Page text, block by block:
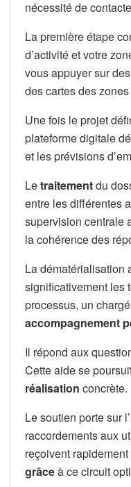
nécessité de
La première étape
d’activité et votre
vous appuyer sur
des cartes des
Une fois le projet
plateforme digitale
et les prévisions
Letraitementdu
entre les différentes
supervision centrale
la cohérence des
La dématérialisation
significativement les
processus, un
accompagnement
Il répond aux
Cette aide se
réalisation concrète.
Le soutien porte sur
raccordements aux
reçoivent
grâceà ce circuit